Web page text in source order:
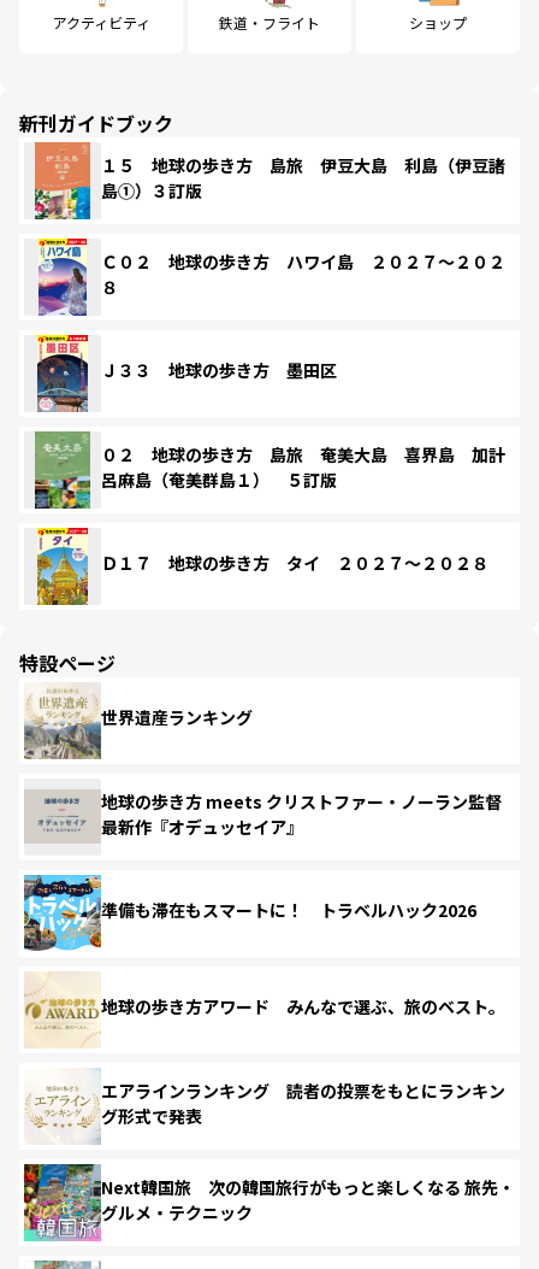
アクティビティ 鉄道・フライト ショップ
新刊ガイドブック
１５ 地球の歩き方 島旅 伊豆大島 利島（伊豆諸
島①）３訂版
Ｃ０２ 地球の歩き方 ハワイ島 ２０２７～２０２
８
Ｊ３３ 地球の歩き方 墨田区
０２ 地球の歩き方 島旅 奄美大島 喜界島 加計
呂麻島（奄美群島１） ５訂版
Ｄ１７ 地球の歩き方 タイ ２０２７～２０２８
特設ページ
世界遺産ランキング
地球の歩き方 meets クリストファー・ノーラン監督
最新作『オデュッセイア』
準備も滞在もスマートに！ トラベルハック2026
地球の歩き方アワード みんなで選ぶ、旅のベスト。
エアラインランキング 読者の投票をもとにランキン
グ形式で発表
Next韓国旅 次の韓国旅行がもっと楽しくなる 旅先・
グルメ・テクニック